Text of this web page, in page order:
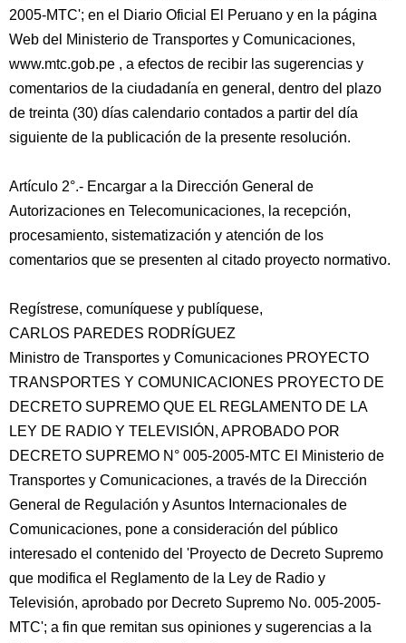
2005-MTC'; en el Diario Oficial El Peruano y en la página
Web del Ministerio de Transportes y Comunicaciones,
www.mtc.gob.pe , a efectos de recibir las sugerencias y
comentarios de la ciudadanía en general, dentro del plazo
de treinta (30) días calendario contados a partir del día
siguiente de la publicación de la presente resolución.
Artículo 2°.- Encargar a la Dirección General de
Autorizaciones en Telecomunicaciones, la recepción,
procesamiento, sistematización y atención de los
comentarios que se presenten al citado proyecto normativo.
Regístrese, comuníquese y publíquese,
CARLOS PAREDES RODRÍGUEZ
Ministro de Transportes y Comunicaciones PROYECTO
TRANSPORTES Y COMUNICACIONES PROYECTO DE
DECRETO SUPREMO QUE EL REGLAMENTO DE LA
LEY DE RADIO Y TELEVISIÓN, APROBADO POR
DECRETO SUPREMO N° 005-2005-MTC El Ministerio de
Transportes y Comunicaciones, a través de la Dirección
General de Regulación y Asuntos Internacionales de
Comunicaciones, pone a consideración del público
interesado el contenido del 'Proyecto de Decreto Supremo
que modifica el Reglamento de la Ley de Radio y
Televisión, aprobado por Decreto Supremo No. 005-2005-
MTC'; a fin que remitan sus opiniones y sugerencias a la